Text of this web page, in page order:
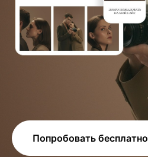
Попробовать бесплатно